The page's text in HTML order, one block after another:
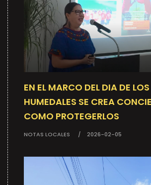
EN EL MARCO DEL DIA DE LOS
HUMEDALES SE CREA
COMO PROTEGERLOS
NOTAS LOCALES 2026-02-05